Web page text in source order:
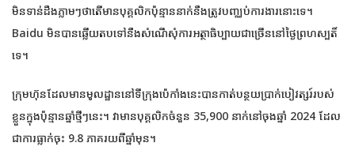
មិនទាន់ដឹងភ្លាមៗថាតើមានបុគ្គលិកប៉ុន្មាននាក់នឹងត្រូវបញ្ឈប់ការងារនោះទេ។
Baidu មិនបានឆ្លើយតបទៅនឹងសំណើសុំការអត្ថាធិប្បាយជាច្រើននៅថ្ងៃព្រហស្បតិ៍
ទេ។
ក្រុមហ៊ុនដែលមានមូលដ្ឋាននៅទីក្រុងប៉េកាំងនេះបានកាត់បន្ថយប្រាក់បៀវត្សរ៍របស់
ខ្លួនក្នុងប៉ុន្មានឆ្នាំថ្មីៗនេះ។ វាមានបុគ្គលិកចំនួន 35,900 នាក់នៅចុងឆ្នាំ 2024 ដែល
ជាការធ្លាក់ចុះ 9.8 ភាគរយពីឆ្នាំមុន។